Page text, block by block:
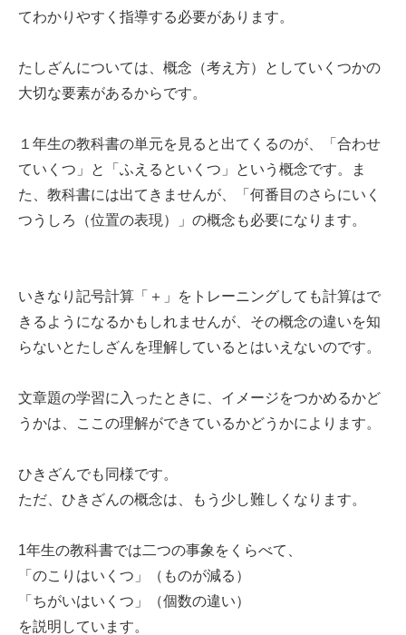
てわかりやすく指導する必要があります。
たしざんについては、概念（考え方）としていくつかの
大切な要素があるからです。
１年生の教科書の単元を見ると出てくるのが、「合わせ
ていくつ」と「ふえるといくつ」という概念です。ま
た、教科書には出てきませんが、「何番目のさらにいく
つうしろ（位置の表現）」の概念も必要になります。
いきなり記号計算「＋」をトレーニングしても計算はで
きるようになるかもしれませんが、その概念の違いを知
らないとたしざんを理解しているとはいえないのです。
文章題の学習に入ったときに、イメージをつかめるかど
うかは、ここの理解ができているかどうかによります。
ひきざんでも同様です。
ただ、ひきざんの概念は、もう少し難しくなります。
1年生の教科書では二つの事象をくらべて、
「のこりはいくつ」（ものが減る）
「ちがいはいくつ」（個数の違い）
を説明しています。